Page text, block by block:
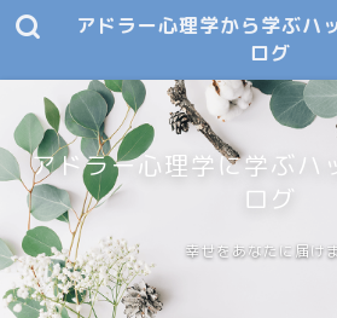
アドラー心理学から学ぶハ
ログ
アドラー心理学に学ぶハ
ログ
幸せをあなたに届け